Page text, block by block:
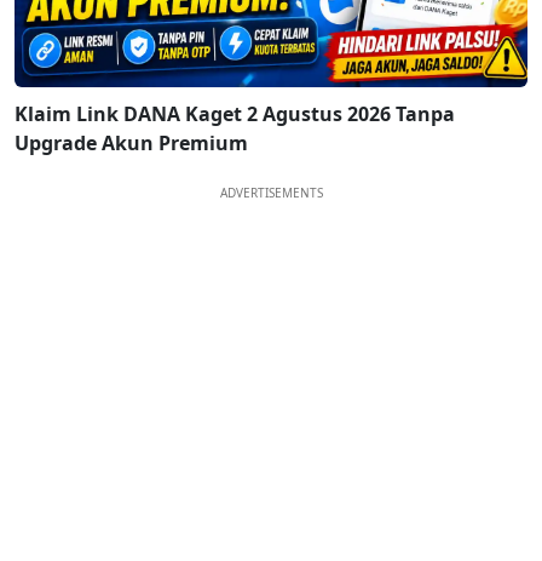
Klaim Link DANA Kaget 2 Agustus 2026 Tanpa
Upgrade Akun Premium
ADVERTISEMENTS